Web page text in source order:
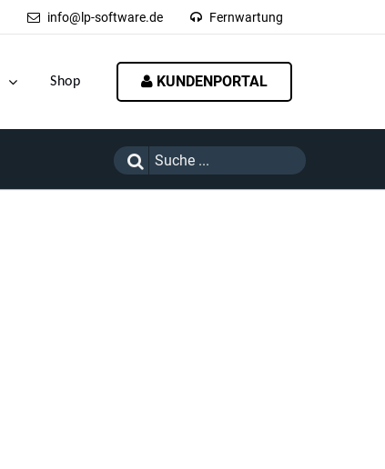
info@lp-software.de Fernwartung
Shop KUNDENPORTAL